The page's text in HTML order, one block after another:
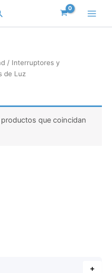
+
/ Interruptores y
de Luz
que coincidan